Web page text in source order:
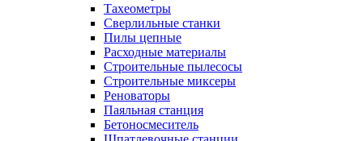
Тахеометры
Сверлильные станки
Пилы цепные
Расходные материалы
Строительные пылесосы
Строительные миксеры
Реноваторы
Паяльная станция
Бетоносмеситель